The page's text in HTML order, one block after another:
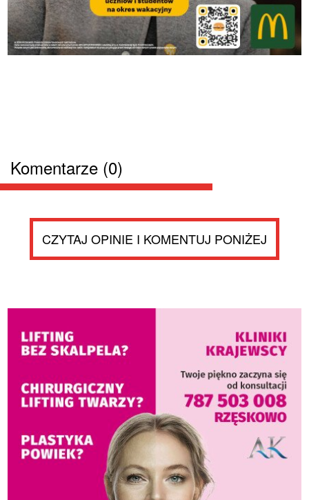
Komentarze (0)
CZYTAJ OPINIE I KOMENTUJ PONIŻEJ